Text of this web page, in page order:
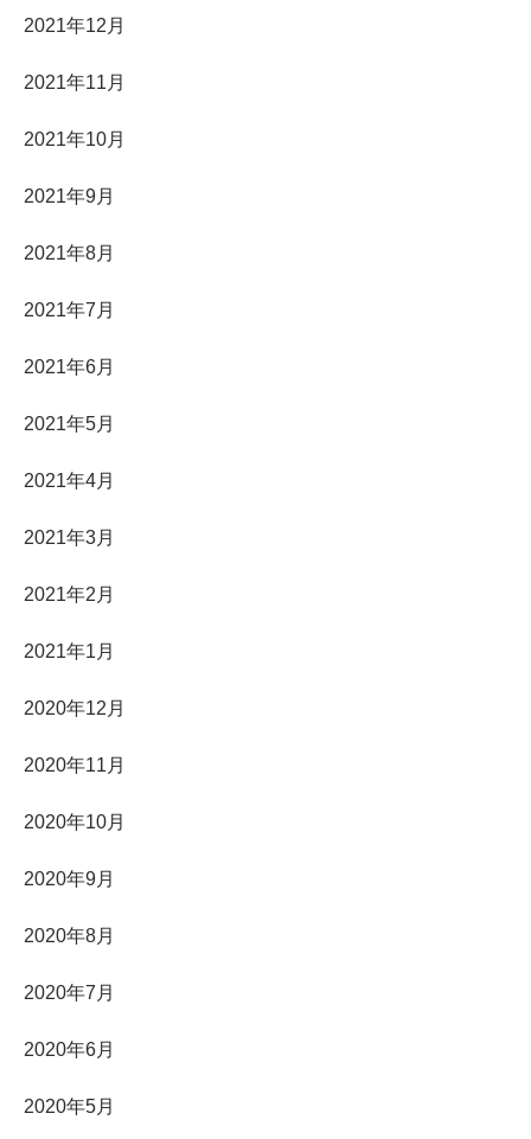
2021年12月
2021年11月
2021年10月
2021年9月
2021年8月
2021年7月
2021年6月
2021年5月
2021年4月
2021年3月
2021年2月
2021年1月
2020年12月
2020年11月
2020年10月
2020年9月
2020年8月
2020年7月
2020年6月
2020年5月